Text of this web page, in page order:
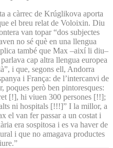
a càrrec de Krúglikova aporta
el breu relat de Voloixin. Diu
van topar “dos subjectes
no sé què en una llengua
també que Max –així li diu–
cap altra llengua europea
i que, segons ell, Andorra
i França: de l’intercanvi de
poques però ben pintoresques:
[!], hi viuen 300 persones [!!];
ni hospitals [!!!]” I la millor, a
el van fer passar a un costat i
era sospitosa i es va haver de
i que no amagava productes